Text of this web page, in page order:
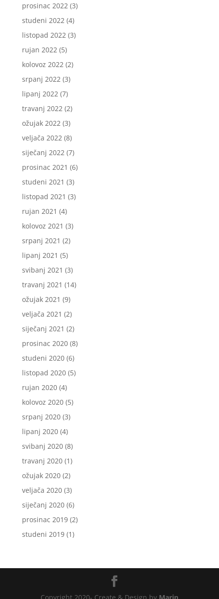
prosinac 2022 (3)
studeni 2022 (4)
listopad 2022 (3)
rujan 2022 (5)
kolovoz 2022 (2)
srpanj 2022 (3)
lipanj 2022 (7)
travanj 2022 (2)
ožujak 2022 (3)
veljača 2022 (8)
siječanj 2022 (7)
prosinac 2021 (6)
studeni 2021 (3)
listopad 2021 (3)
rujan 2021 (4)
kolovoz 2021 (3)
srpanj 2021 (2)
lipanj 2021 (5)
svibanj 2021 (3)
travanj 2021 (14)
ožujak 2021 (9)
veljača 2021 (2)
siječanj 2021 (2)
prosinac 2020(8)
studeni 2020(6)
listopad 2020(5)
rujan 2020(4)
kolovoz 2020(5)
srpanj 2020(3)
lipanj 2020(4)
svibanj 2020(8)
travanj 2020(1)
ožujak 2020(2)
veljača 2020(3)
siječanj 2020(6)
prosinac 2019(2)
studeni 2019(1)